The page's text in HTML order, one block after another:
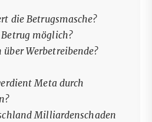
die Betrugsmasche?
möglich?
Werbetreibende?
Meta durch
Milliardenschaden